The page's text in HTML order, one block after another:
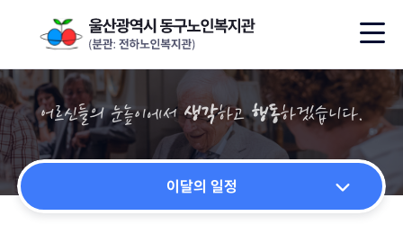
어르신들의 눈높이에서생각하고행동하겠습니다.
이달의 일정